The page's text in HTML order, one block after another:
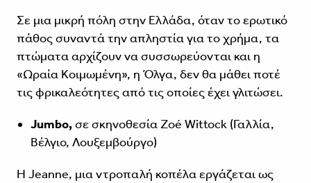
Σε μια μικρή πόλη στην Ελλάδα, όταν το ερωτικό
πάθος συναντά την απληστία για το χρήμα, τα
πτώματα αρχίζουν να συσσωρεύονται και η
«Ωραία Κοιμωμένη», η Όλγα, δεν θα μάθει ποτέ
τις φρικαλεότητες από τις οποίες έχει γλιτώσει.
Jumbo, σε σκηνοθεσία Zoé Wittock (Γαλλία,
Βέλγιο, Λουξεμβούργο)
Η Jeanne, μια ντροπαλή κοπέλα εργάζεται ως